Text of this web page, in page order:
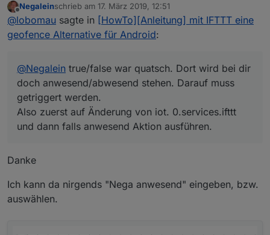
getriggert werden.
Also zuerst auf Änderung von iot. 0.services.ifttt und
dann falls anwesend Aktion ausführen.
Offline
Negaleinschrieb am 17. März 2019, 12:51
zuletzt editiert von
@lobomau sagte in [HowTo][Anleitung] mit IFTTT eine
geofence Alternative für Android:
@Negalein true/false war quatsch. Dort wird bei dir
doch anwesend/abwesend stehen. Darauf muss
getriggert werden.
Also zuerst auf Änderung von iot. 0.services.ifttt
und dann falls anwesend Aktion ausführen.
Danke
Ich kann da nirgends "Nega anwesend" eingeben, bzw.
auswählen.